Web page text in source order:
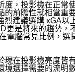
度，投影機在正常
的前瞻性就相當重
烈建議選購 xGA以
更是將來的趨勢，
電腦常見比例，選
現在投影機亮度皆
境選擇需要的流明